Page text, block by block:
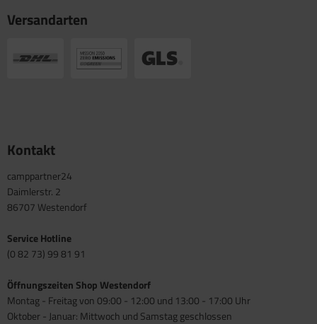
Versandarten
Kontakt
camppartner24
Daimlerstr. 2
86707 Westendorf
Service Hotline
(0 82 73) 99 81 91
Öffnungszeiten Shop Westendorf
Montag - Freitag von 09:00 - 12:00 und 13:00 - 17:00 Uhr
Oktober - Januar: Mittwoch und Samstag geschlossen